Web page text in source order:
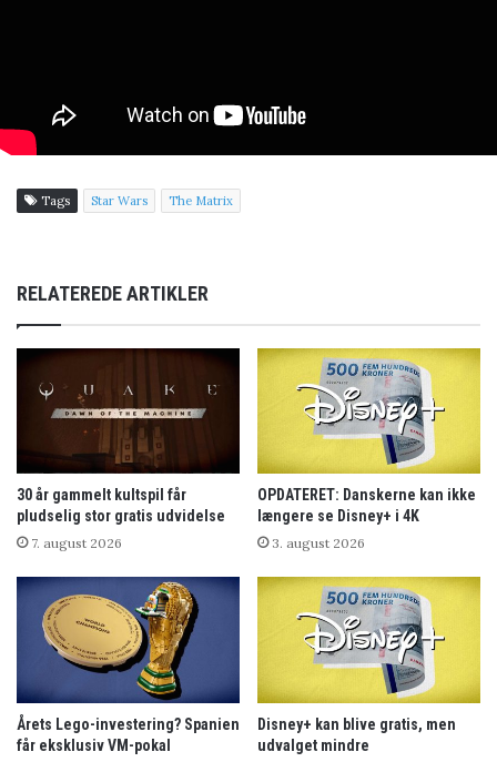
Tags Star Wars The Matrix
RELATEREDE ARTIKLER
30 år gammelt kultspil får
pludselig stor gratis udvidelse
7. august 2026
OPDATERET: Danskerne kan ikke
længere se Disney+ i 4K
3. august 2026
Årets Lego-investering? Spanien
får eksklusiv VM-pokal
Disney+ kan blive gratis, men
udvalget mindre